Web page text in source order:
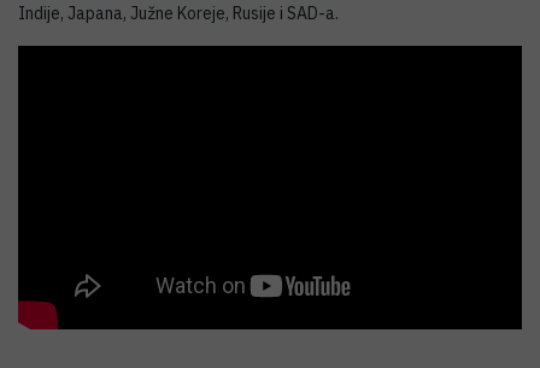
Indije, Japana, Južne Koreje, Rusije i SAD-a.